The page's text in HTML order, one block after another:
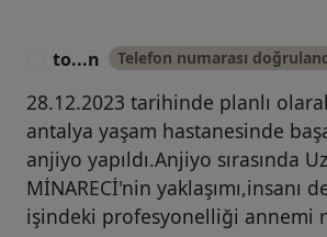
to...n Telefon numarası
28.12.2023 tarihinde planlı
antalya yaşam hastanesinde
anjiyo yapıldı.Anjiyo sırasında
MİNARECİ'nin yaklaşımı,insanı
işindeki profesyonelliği annemi